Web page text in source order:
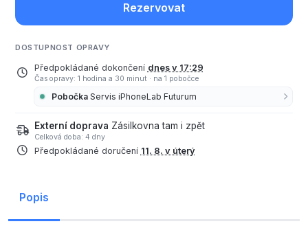
Rezervovat
DOSTUPNOST OPRAVY
Předpokládané dokončení dnes v 17:29
Čas opravy: 1 hodina a 30 minut · na 1 pobočce
Pobočka Servis iPhoneLab Futurum
Externí doprava Zásilkovna tam i zpět
Celková doba: 4 dny
Předpokládané doručení 11. 8. v úterý
Popis